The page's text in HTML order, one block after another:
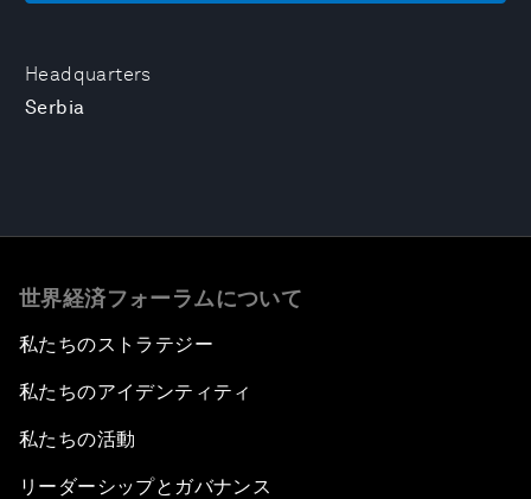
Headquarters
Serbia
世界経済フォーラムについて
私たちのストラテジー
私たちのアイデンティティ
私たちの活動
リーダーシップとガバナンス